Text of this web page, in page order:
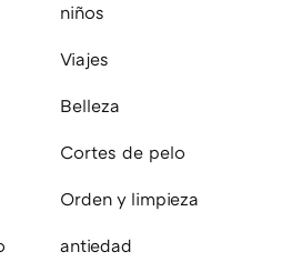
niños
Viajes
Belleza
Cortes de pelo
Orden y limpieza
antiedad